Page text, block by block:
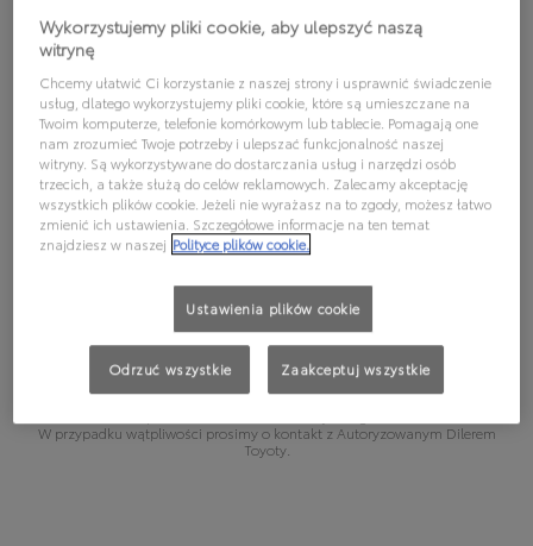
WYBIERZ MODEL, ABY
SPRAWDZIĆ, JAKI OLEJ
REKOMENDUJEMY:
Wybierz model
Podane informacje mają charakter poglądowy. Wybierając olej silnikowy,
należy kierować się wytycznymi podanymi w instrukcji obsługi pojazdu,
zgodnie z którymi dla wybranego pojazdu może być dopuszczalne
stosowanie innego oleju silnikowego niż olej podany jako „Rekomendacja
W przypadku wątpliwości prosimy o kontakt z Autoryzowanym Dilerem
Toyoty.
Wykorzystujemy pliki cookie, aby ulepszyć naszą
witrynę
Chcemy ułatwić Ci korzystanie z naszej strony i usprawnić świadczenie
usług, dlatego wykorzystujemy pliki cookie, które są umieszczane na
Twoim komputerze, telefonie komórkowym lub tablecie. Pomagają one
nam zrozumieć Twoje potrzeby i ulepszać funkcjonalność naszej
witryny. Są wykorzystywane do dostarczania usług i narzędzi osób
trzecich, a także służą do celów reklamowych. Zalecamy akceptację
wszystkich plików cookie. Jeżeli nie wyrażasz na to zgody, możesz łatwo
zmienić ich ustawienia. Szczegółowe informacje na ten temat
znajdziesz w naszej Polityce plików cookie.
Ustawienia plików cookie
Odrzuć wszystkie Zaakceptuj wszystkie